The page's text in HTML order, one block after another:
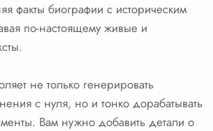
факты биографии с историческим
по-настоящему живые и
не только генерировать
с нуля, но и тонко дорабатывать
Вам нужно добавить детали о